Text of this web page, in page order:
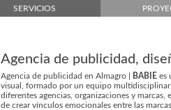
SERVICIOS
Agencia de publicidad,
Agencia de publicidad en Almagro | BABIE es
visual, formado por un equipo
diferentes agencias, organizaciones y
de crear vínculos emocionales entre las